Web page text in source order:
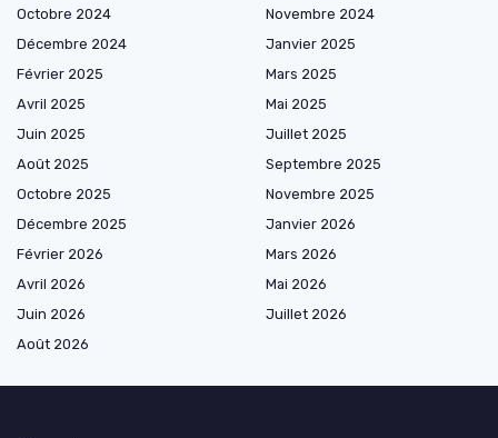
Octobre 2024
Novembre 2024
Décembre 2024
Janvier 2025
Février 2025
Mars 2025
Avril 2025
Mai 2025
Juin 2025
Juillet 2025
Août 2025
Septembre 2025
Octobre 2025
Novembre 2025
Décembre 2025
Janvier 2026
Février 2026
Mars 2026
Avril 2026
Mai 2026
Juin 2026
Juillet 2026
Août 2026